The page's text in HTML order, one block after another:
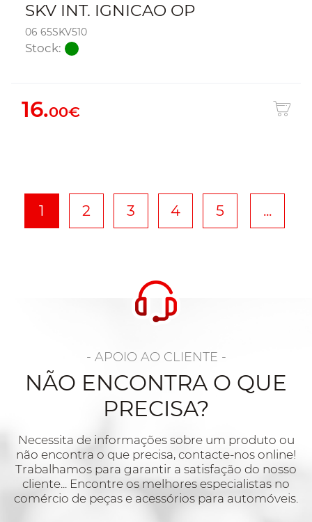
SKV INT. IGNICAO OP
06 65SKV510
Stock:
16.00€
1 2 3 4 5 ...
- APOIO AO CLIENTE -
NÃO ENCONTRA O QUE
PRECISA?
Necessita de informações sobre um produto ou
não encontra o que precisa, contacte-nos online!
Trabalhamos para garantir a satisfação do nosso
cliente... Encontre os melhores especialistas no
comércio de peças e acessórios para automóveis.